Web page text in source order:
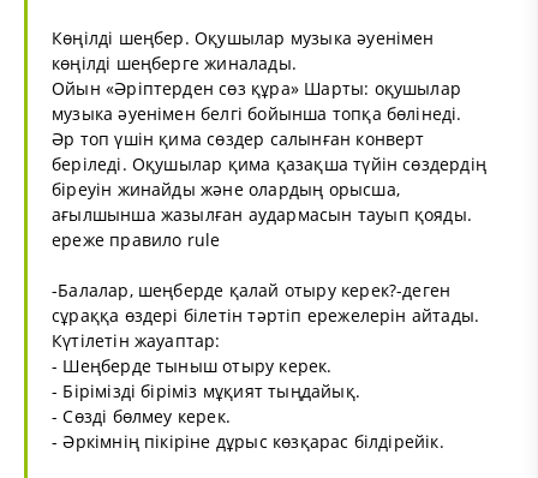
Көңілді шеңбер. Оқушылар музыка әуенімен
көңілді шеңберге жиналады.
Ойын «Әріптерден сөз құра» Шарты: оқушылар
музыка әуенімен белгі бойынша топқа бөлінеді.
Әр топ үшін қима сөздер салынған конверт
беріледі. Оқушылар қима қазақша түйін сөздердің
біреуін жинайды және олардың орысша,
ағылшынша жазылған аудармасын тауып қояды.
ереже правило rule
-Балалар, шеңберде қалай отыру керек?-деген
сұраққа өздері білетін тәртіп ережелерін айтады.
Күтілетін жауаптар:
- Шеңберде тыныш отыру керек.
- Бірімізді біріміз мұқият тыңдайық.
- Сөзді бөлмеу керек.
- Әркімнің пікіріне дұрыс көзқарас білдірейік.